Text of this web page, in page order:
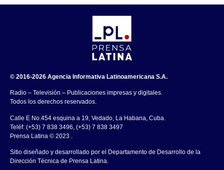
© 2016-2026 Agencia Informativa Latinoamericana S.A.
Radio – Televisión – Publicaciones impresas y digitales.
Todos los derechos reservados.
Calle E No.454 esquina a 19, Vedado, La Habana, Cuba.
Teléf: (+53) 7 838 3496, (+53) 7 838 3497
Prensa Latina © 2023 .
Sitio diseñado y desarrollado por el Departamento de Desarrollo de la
Dirección Técnica de Prensa Latina.